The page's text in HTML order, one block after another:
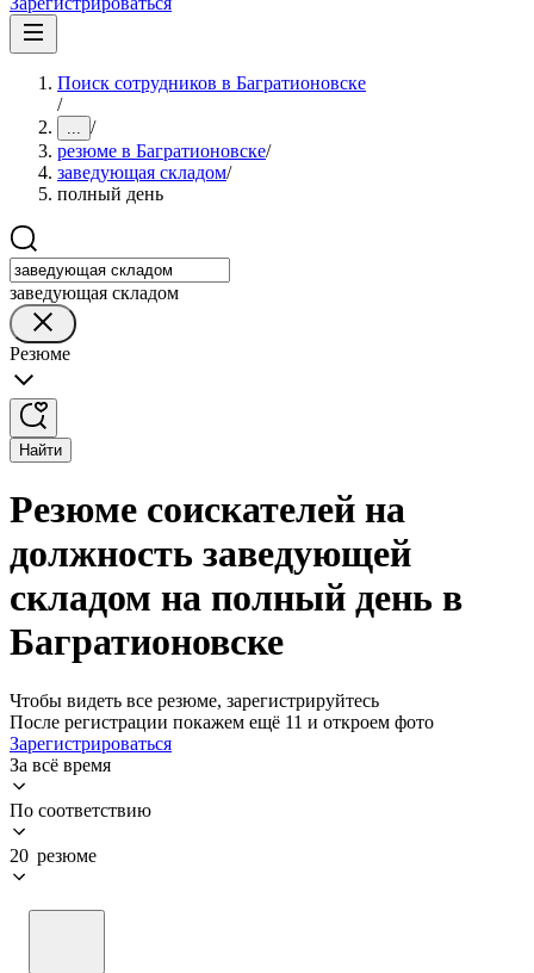
Поиск сотрудников в Багратионовске
/
... /
резюме в Багратионовске/
заведующая складом/
полный день
заведующая складом
Резюме
Найти
Резюме соискателей на
должность заведующей
складом на полный день в
Багратионовске
Чтобы видеть все резюме, зарегистрируйтесь
После регистрации покажем ещё 11 и откроем фото
Зарегистрироваться
За всё время
По соответствию
20 резюме